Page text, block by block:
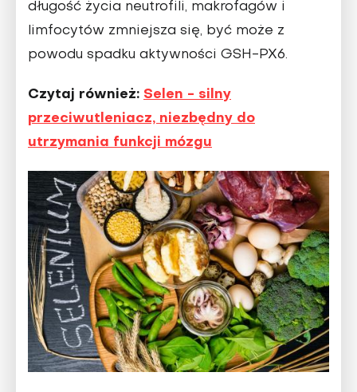
długość życia neutrofili, makrofagów i
limfocytów zmniejsza się, być może z
powodu spadku aktywności GSH-PX6.
Czytaj również: Selen - silny
przeciwutleniacz, niezbędny do
utrzymania funkcji mózgu